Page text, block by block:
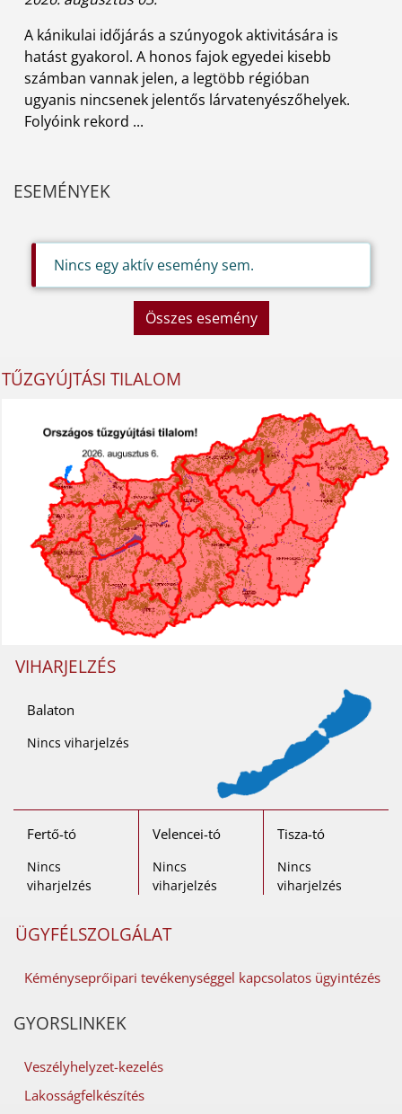
A kánikulai időjárás a szúnyogok aktivitására is
hatást gyakorol. A honos fajok egyedei kisebb
számban vannak jelen, a legtöbb régióban
ugyanis nincsenek jelentős lárvatenyészőhelyek.
Folyóink rekord ...
ESEMÉNYEK
Nincs egy aktív esemény sem.
Összes esemény
TŰZGYÚJTÁSI TILALOM
VIHARJELZÉS
Balaton
Nincs viharjelzés
Fertő-tó
Nincs
viharjelzés
Velencei-tó
Nincs
viharjelzés
Tisza-tó
Nincs
viharjelzés
ÜGYFÉLSZOLGÁLAT
Kéményseprőipari tevékenységgel kapcsolatos ügyintézés
GYORSLINKEK
Veszélyhelyzet-kezelés
Lakosságfelkészítés